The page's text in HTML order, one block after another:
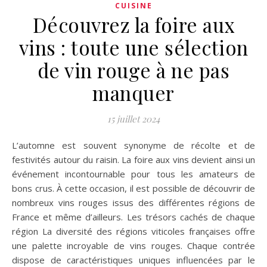
CUISINE
Découvrez la foire aux
vins : toute une sélection
de vin rouge à ne pas
manquer
15 juillet 2024
L’automne est souvent synonyme de récolte et de
festivités autour du raisin. La foire aux vins devient ainsi un
événement incontournable pour tous les amateurs de
bons crus. À cette occasion, il est possible de découvrir de
nombreux vins rouges issus des différentes régions de
France et même d’ailleurs. Les trésors cachés de chaque
région La diversité des régions viticoles françaises offre
une palette incroyable de vins rouges. Chaque contrée
dispose de caractéristiques uniques influencées par le